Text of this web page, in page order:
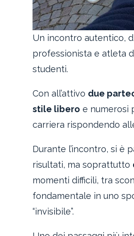
Un incontro autentico,
professionista e atleta
studenti.
Con all’attivo due
stile libero e numerosi
carriera rispondendo
Durante l’incontro, si è
risultati, ma soprattutto
momenti difficili, tra
fondamentale in uno
“invisibile”.